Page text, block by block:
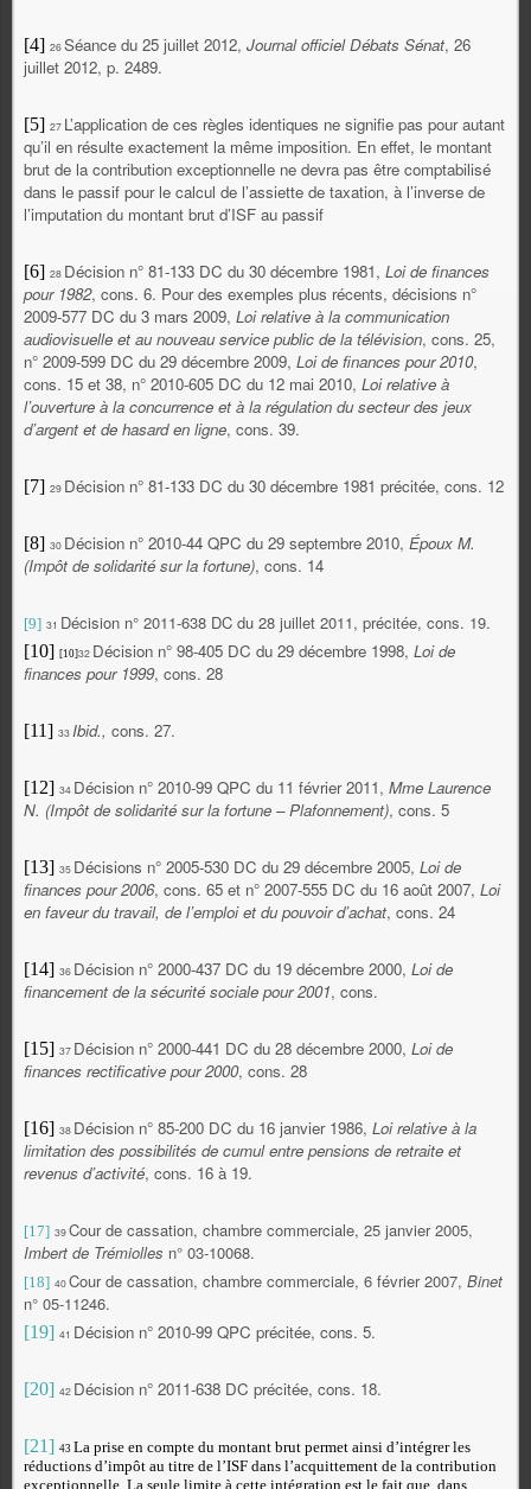
[4] 26Séance du 25 juillet 2012, Journal officiel Débats Sénat, 26
juillet 2012, p. 2489.
[5] 27 L’application de ces règles identiques ne signifie pas pour autant
qu’il en résulte exactement la même imposition. En effet, le montant
brut de la contribution exceptionnelle ne devra pas être comptabilisé
dans le passif pour le calcul de l’assiette de taxation, à l’inverse de
l’imputation du montant brut d’ISF au passif
[6] 28 Décision n° 81-133 DC du 30 décembre 1981, Loi de finances
pour 1982, cons. 6. Pour des exemples plus récents, décisions n°
2009-577 DC du 3 mars 2009, Loi relative à la communication
audiovisuelle et au nouveau service public de la télévision, cons. 25,
n° 2009-599 DC du 29 décembre 2009, Loi de finances pour 2010,
cons. 15 et 38, n° 2010-605 DC du 12 mai 2010, Loi relative à
l’ouverture à la concurrence et à la régulation du secteur des jeux
d’argent et de hasard en ligne, cons. 39.
[7] 29 Décision n° 81-133 DC du 30 décembre 1981 précitée, cons. 12
[8] 30 Décision n° 2010-44 QPC du 29 septembre 2010, Époux M.
(Impôt de solidarité sur la fortune), cons. 14
[9] 31 Décision n° 2011-638 DC du 28 juillet 2011, précitée, cons. 19.
[10] [10]32 Décision n° 98-405 DC du 29 décembre 1998, Loi de
finances pour 1999, cons. 28
[11] 33Ibid., cons. 27.
[12] 34 Décision n° 2010-99 QPC du 11 février 2011, Mme Laurence
N. (Impôt de solidarité sur la fortune – Plafonnement), cons. 5
[13] 35 Décisions n° 2005-530 DC du 29 décembre 2005, Loi de
finances pour 2006, cons. 65 et n° 2007-555 DC du 16 août 2007, Loi
en faveur du travail, de l’emploi et du pouvoir d’achat, cons. 24
[14] 36 Décision n° 2000-437 DC du 19 décembre 2000, Loi de
financement de la sécurité sociale pour 2001, cons.
[15] 37 Décision n° 2000-441 DC du 28 décembre 2000, Loi de
finances rectificative pour 2000, cons. 28
[16] 38 Décision n° 85-200 DC du 16 janvier 1986, Loi relative à la
limitation des possibilités de cumul entre pensions de retraite et
revenus d’activité, cons. 16 à 19.
[17] 39Cour de cassation, chambre commerciale, 25 janvier 2005,
Imbert de Trémiolles n° 03-10068.
[18] 40Cour de cassation, chambre commerciale, 6 février 2007, Binet
n° 05-11246.
[19] 41 Décision n° 2010-99 QPC précitée, cons. 5.
[20] 42 Décision n° 2011-638 DC précitée, cons. 18.
[21] 43 La prise en compte du montant brut permet ainsi d’intégrer les
réductions d’impôt au titre de l’ISF dans l’acquittement de la contribution
exceptionnelle. La seule limite à cette intégration est le fait que, dans